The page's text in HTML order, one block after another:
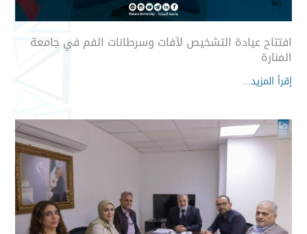
افتتاح عيادة التشخيص لآفات وسرطانات الفم في جامعة
المنارة
إقرأ المزيد...